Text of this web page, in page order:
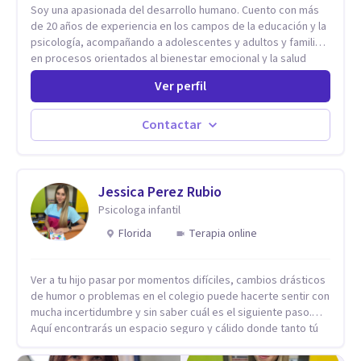
Soy una apasionada del desarrollo humano. Cuento con más
de 20 años de experiencia en los campos de la educación y la
psicología, acompañando a adolescentes y adultos y familias
en procesos orientados al bienestar emocional y la salud
mental. Mi visión es contribuir, a través de mi trabajo, a que
las personas accedan a una vida más digna, plena y con
sentido. Considero que esto es posible cuando
desarrollamos una mayor conciencia de nuestro mundo
interior y de la manera en que nuestras experiencias influyen
basado en la comprensión, la compasión y el respeto por el
ritmo de cada persona. Integro conocimientos y herramientas
de la psicología con un enfoque informado en trauma para
ayudar a mis clientes a comprender sus conflictos internos,
resiliencia y bienestar. Creo profundamente en la
autoconciencia como un camino fundamental para la
transformación personal y para construir una vida más
auténtica y significativa.
Ver perfil
Contactar
Jessica Perez Rubio
Psicologa infantil
Florida
Terapia online
Ver a tu hijo pasar por momentos difíciles, cambios drásticos
de humor o problemas en el colegio puede hacerte sentir con
mucha incertidumbre y sin saber cuál es el siguiente paso.
Aquí encontrarás un espacio seguro y cálido donde tanto tú